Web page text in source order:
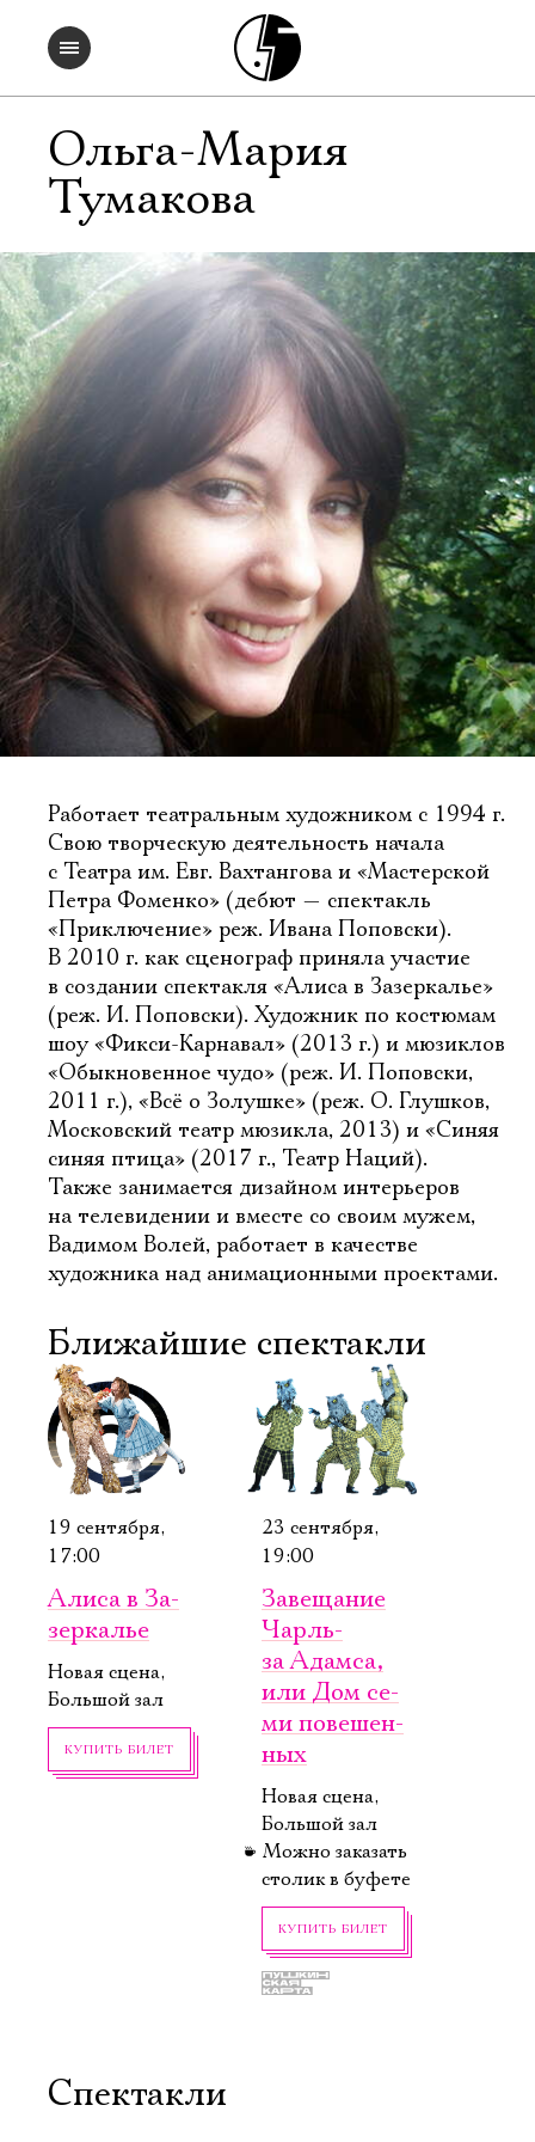
Ольга-Мария
Тумакова
Работает театральным художником с 1994 г.
Свою творческую деятельность начала
с Театра им. Евг. Вахтангова и «Мастерской
Петра Фоменко» (дебют — спектакль
«Приключение» реж. Ивана Поповски).
В 2010 г. как сценограф приняла участие
в создании спектакля «Алиса в Зазеркалье»
(реж. И. Поповски). Художник по костюмам
шоу «Фикси-Карнавал» (2013 г.) и мюзиклов
«Обыкновенное чудо» (реж. И. Поповски,
2011 г.), «Всё о Золушке» (реж. О. Глушков,
Московский театр мюзикла, 2013) и «Синяя
синяя птица» (2017 г., Театр Наций).
Также занимается дизайном интерьеров
на телевидении и вместе со своим мужем,
Вадимом Волей, работает в качестве
художника над анимационными проектами.
Ближайшие спектакли
19 сентября,
17:00
Алиса в За­
зер­калье
Новая сцена,
Большой зал
КУПИТЬ БИЛЕТ
23 сентября,
19:00
Завещание
Чарль­
за Адам­са,
или Дом се­
ми по­ве­шен­
ных
Новая сцена,
Большой зал
Можно заказать
столик в буфете
КУПИТЬ БИЛЕТ
Спектакли
Электропочта
Имя
Ознакомиться